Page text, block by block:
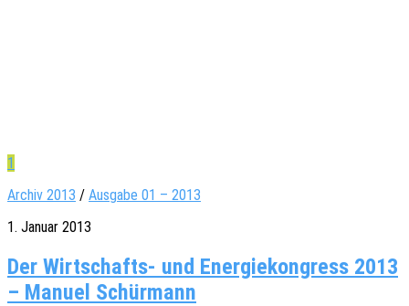
1
Archiv 2013 / Ausgabe 01 – 2013
1. Januar 2013
Der Wirtschafts- und Energiekongress 2013
– Manuel Schürmann